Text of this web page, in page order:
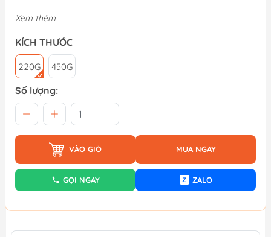
Xem thêm
KÍCH THƯỚC
220G 450G
Số lượng:
VÀO GIỎ MUA NGAY
GỌI NGAY Z ZALO